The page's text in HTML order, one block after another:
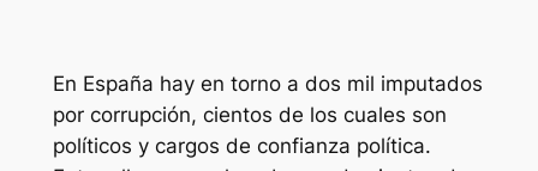
En España hay en torno a dos mil imputados
por corrupción, cientos de los cuales son
políticos y cargos de confianza política.